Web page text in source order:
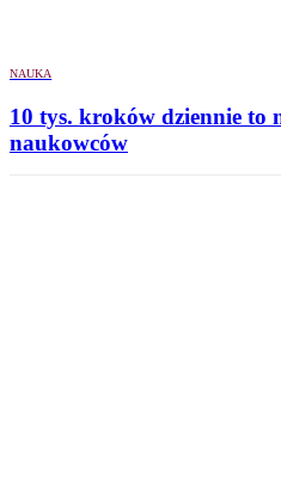
NAUKA
10 tys. kroków dziennie to
naukowców